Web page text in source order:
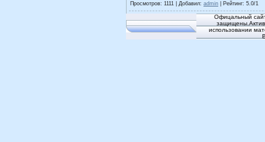
Просмотров: 1111 | Добавил: admin Рейтинг: 5.0/1
Офицальный
использовании